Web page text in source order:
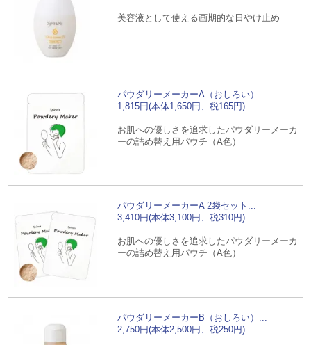
美容液として使える画期的な日やけ止め
パウダリーメーカーA（おしろい）...
1,815円(本体1,650円、税165円)
お肌への優しさを追求したパウダリーメーカ
ーの詰め替え用パウチ（A色）
パウダリーメーカーA 2袋セット...
3,410円(本体3,100円、税310円)
お肌への優しさを追求したパウダリーメーカ
ーの詰め替え用パウチ（A色）
パウダリーメーカーB（おしろい）...
2,750円(本体2,500円、税250円)